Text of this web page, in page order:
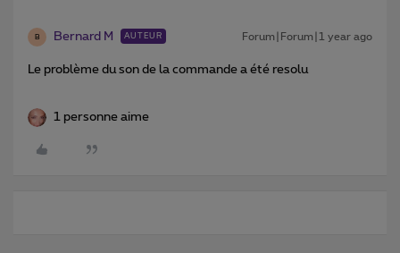
B Bernard M AUTEUR Forum|Forum|1 year ago
Le problème du son de la commande a été resolu
1 personne aime